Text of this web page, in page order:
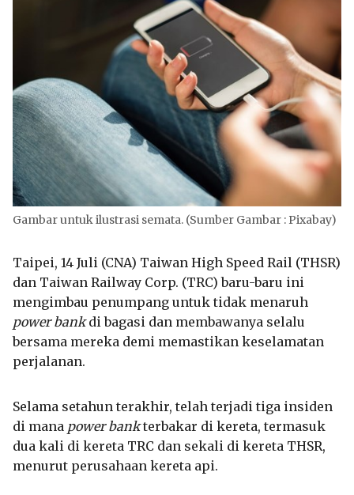
Gambar untuk ilustrasi semata. (Sumber Gambar : Pixabay)
Taipei, 14 Juli (CNA) Taiwan High Speed Rail (THSR)
dan Taiwan Railway Corp. (TRC) baru-baru ini
mengimbau penumpang untuk tidak menaruh
power bankdi bagasi dan membawanya selalu
bersama mereka demi memastikan keselamatan
perjalanan.
Selama setahun terakhir, telah terjadi tiga insiden
di mana power bankterbakar di kereta, termasuk
dua kali di kereta TRC dan sekali di kereta THSR,
menurut perusahaan kereta api.